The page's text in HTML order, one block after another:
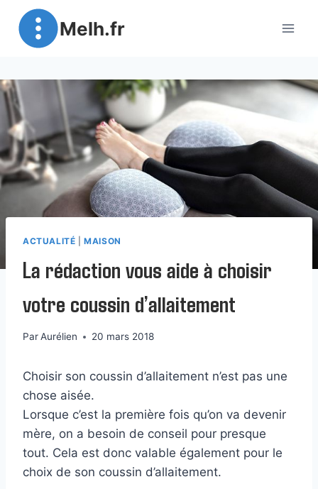
contenu
Melh.fr
ACTUALITÉ |MAISON
La rédaction vous aide à choisir
votre coussin d’allaitement
ParAurélien 20 mars 2018
Choisir son coussin d’allaitement n’est pas une
chose aisée.
Lorsque c’est la première fois qu’on va devenir
mère, on a besoin de conseil pour presque
tout. Cela est donc valable également pour le
choix de son coussin d’allaitement.